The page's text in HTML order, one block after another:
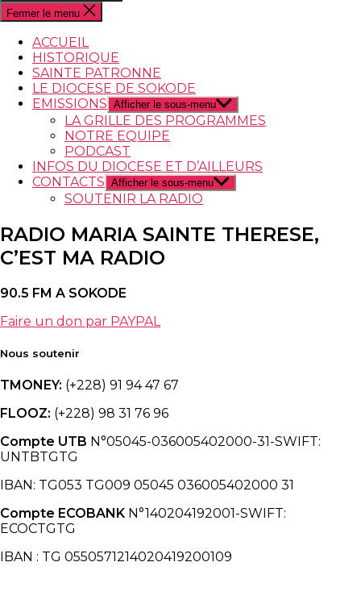
Fermer le menu
ACCUEIL
HISTORIQUE
SAINTE PATRONNE
LE DIOCESE DE SOKODE
EMISSIONS Afficher le sous-menu
LA GRILLE DES PROGRAMMES
NOTRE EQUIPE
PODCAST
INFOS DU DIOCESE ET D’AILLEURS
CONTACTS Afficher le sous-menu
SOUTENIR LA RADIO
RADIO MARIA SAINTE THERESE,
C’EST MA RADIO
90.5 FM A SOKODE
Faire un don par PAYPAL
Nous soutenir
TMONEY: (+228) 91 94 47 67
FLOOZ: (+228) 98 31 76 96
Compte UTB N°05045-036005402000-31-SWIFT:
UNTBTGTG
IBAN: TG053 TG009 05045 036005402000 31
Compte ECOBANK N°140204192001-SWIFT:
ECOCTGTG
IBAN : TG 0550571214020419200109